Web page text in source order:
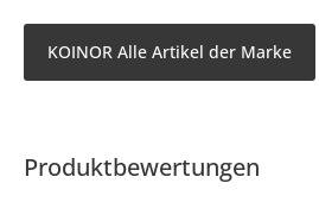
KOINOR Alle Artikel der Marke
Produktbewertungen